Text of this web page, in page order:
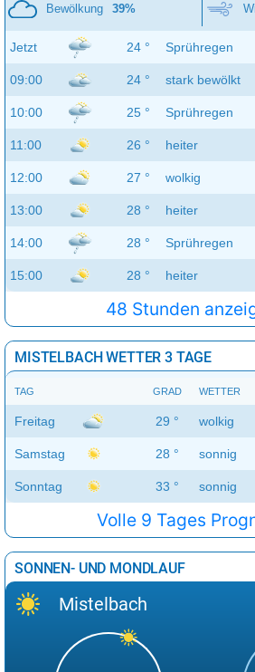
Bewölkung 39%
Jetzt 24 ° Sprühregen
09:00 24 ° stark bewölkt
10:00 25 ° Sprühregen
11:00 26 ° heiter
12:00 27 ° wolkig
13:00 28 ° heiter
14:00 28 ° Sprühregen
15:00 28 ° heiter
48 Stunden
MISTELBACH WETTER 3 TAGE
TAG GRAD WETTER
Freitag 29 ° wolkig
Samstag 28 ° sonnig
Sonntag 33 ° sonnig
Volle 9 Tages
SONNEN- UND MONDLAUF
Mistelbach